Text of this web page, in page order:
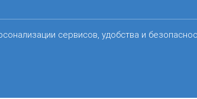
сервисов, удобства и